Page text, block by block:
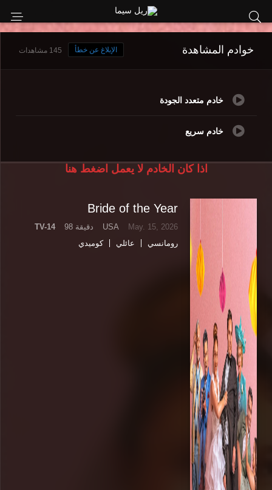
خوادم المشاهدة 145 مشاهدات الإبلاغ عن خطأ
خادم متعدد الجودة
خادم سريع
اذا كان الخادم لا يعمل اضغط هنا
Bride of the Year
May. 15, 2026
USA 98 دقيقة
TV-14
رومانسي
عائلي كوميدي